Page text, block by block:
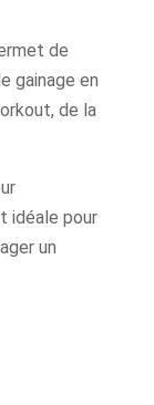
de
gainage en
de la
idéale pour
un